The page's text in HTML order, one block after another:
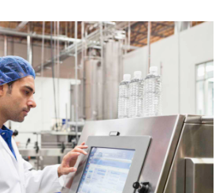
、新客群，網路24小時不間斷，只
戶就會有興趣搜尋隨時都能瀏覽貴公
理解您所提供的服務、產品，就像
斷培育、成長這同時也是業務開發
您的公司企業帶來不間斷的客源。